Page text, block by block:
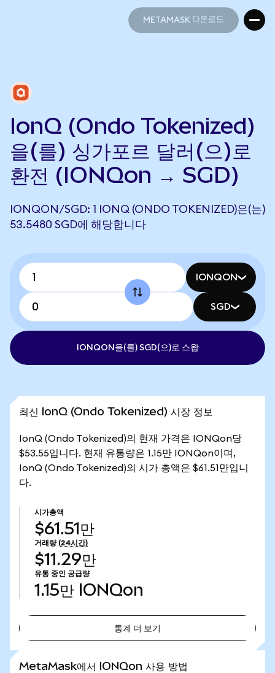
METAMASK 다운로드
IonQ (Ondo Tokenized)
을(를) 싱가포르 달러(으)로
환전 (IONQon → SGD)
IONQON/SGD: 1 IONQ (ONDO TOKENIZED)은(는)
53.5480 SGD에 해당합니다
IONQON
SGD
IONQON을(를) SGD(으)로 스왑
최신 IonQ (Ondo Tokenized) 시장 정보
IonQ (Ondo Tokenized)의 현재 가격은 IONQon당
$53.55입니다. 현재 유통량은 1.15만 IONQon이며,
IonQ (Ondo Tokenized)의 시가 총액은 $61.51만입니
다.
시가총액
$61.51만
거래량 (24시간)
$11.29만
유통 중인 공급량
1.15만 IONQon
통계 더 보기
MetaMask에서 IONQon 사용 방법